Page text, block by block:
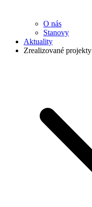
O nás
Stanovy
Aktuality
Zrealizované projekty